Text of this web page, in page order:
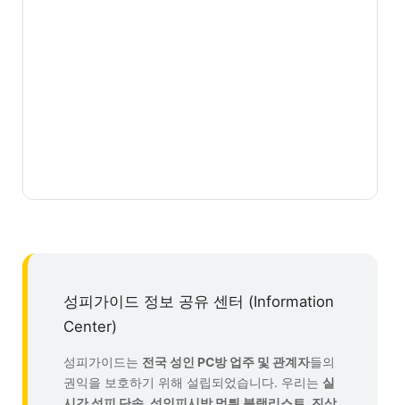
성피가이드 정보 공유 센터 (Information
Center)
성피가이드는 전국 성인 PC방 업주 및 관계자들의
권익을 보호하기 위해 설립되었습니다. 우리는 실